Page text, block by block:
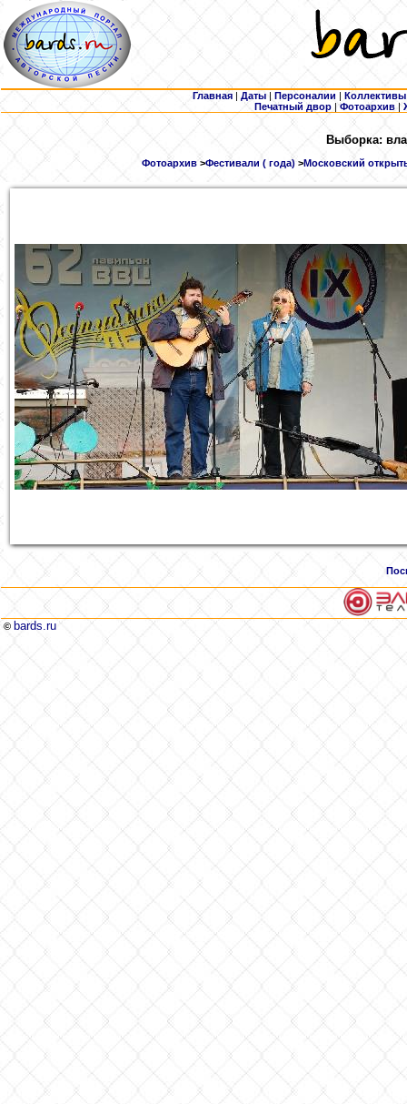
Главная | Даты | Персоналии | Коллективы
Печатный двор |Фотоархив |
Выборка:
Фотоархив>Фестивали ( года) >Московский
© bards.ru